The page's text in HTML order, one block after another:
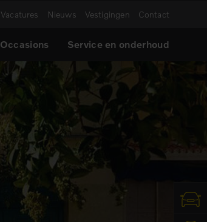
Vacatures Nieuws Vestigingen Contact
Occasions Service en onderhoud